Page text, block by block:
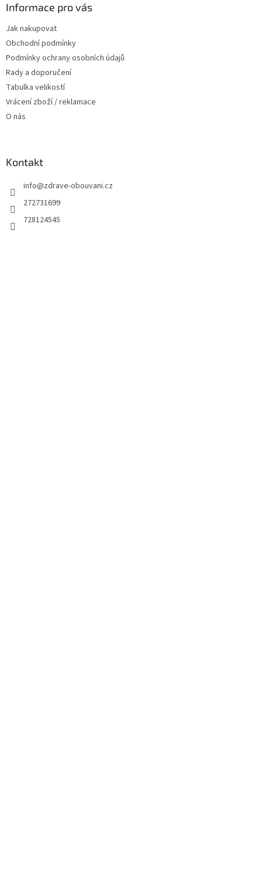
Informace pro vás
Jak nakupovat
Obchodní podmínky
Podmínky ochrany osobních údajů
Rady a doporučení
Tabulka velikostí
Vrácení zboží / reklamace
O nás
Kontakt
info@zdrave-obouvani.cz
272731699
728124545